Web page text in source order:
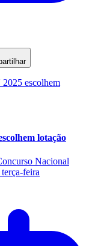
lotação
Nacional
feira